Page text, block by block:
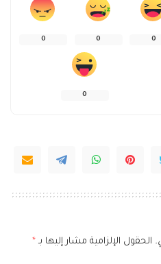
0
0
0
0
الحقول الإلزامية مشار إليها بـ *